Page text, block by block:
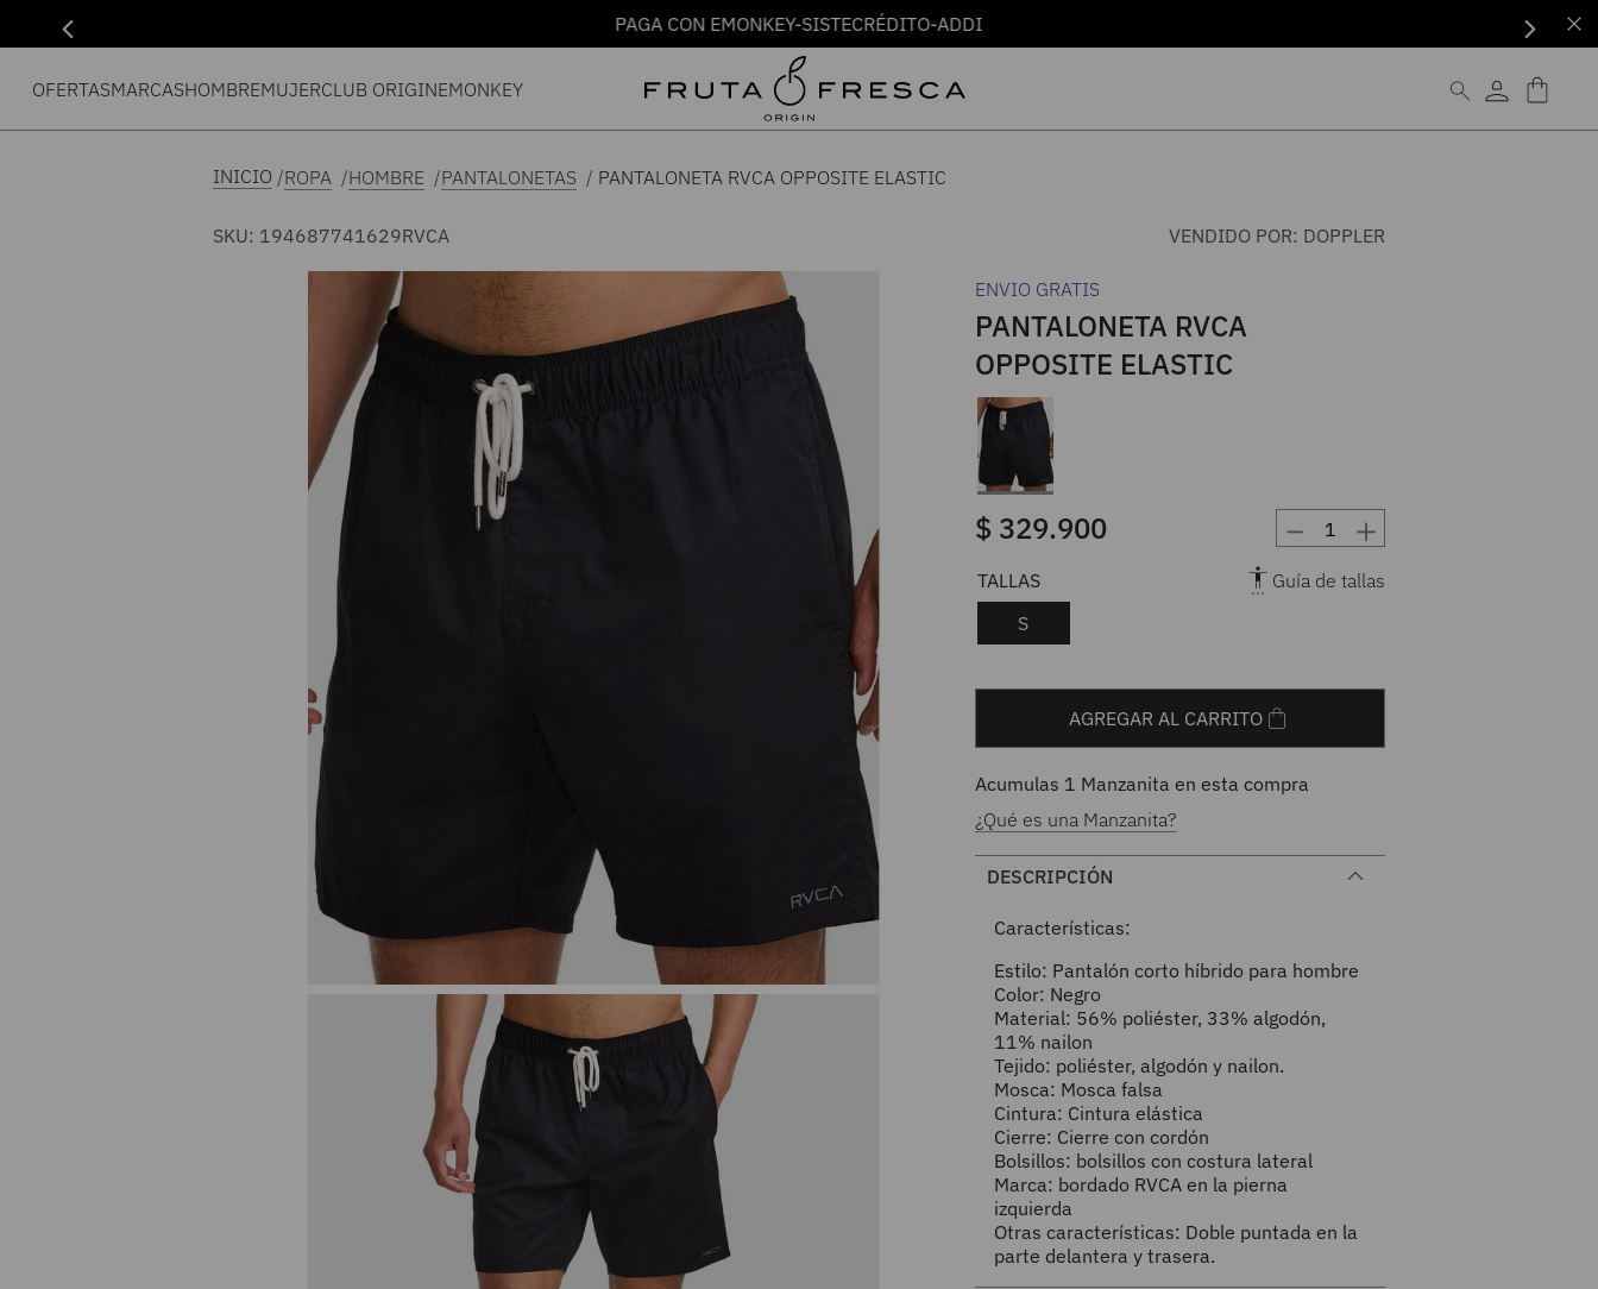
PAGA CON EMONKEY-SISTECRÉDITO-ADDI
OFERTASMARCASHOMBREMUJERCLUB ORIGINEMONKEY
ROPA HOMBRE PANTALONETAS PANTALONETA RVCA OPPOSITE ELASTIC
SKU: 194687741629RVCA VENDIDO POR: DOPPLER
ENVIO GRATIS
PANTALONETA RVCA
OPPOSITE ELASTIC
$ 329.900 ＋
－
S
Guía de tallas
AGREGAR AL CARRITO
Acumulas 1 Manzanita en esta compra
¿Qué es una Manzanita?
DESCRIPCIÓN
Características:
Estilo: Pantalón corto híbrido para hombre
Color: Negro
Material: 56% poliéster, 33% algodón,
11% nailon
Tejido: poliéster, algodón y nailon.
Mosca: Mosca falsa
Cintura: Cintura elástica
Cierre: Cierre con cordón
Bolsillos: bolsillos con costura lateral
Marca: bordado RVCA en la pierna
izquierda
Otras características: Doble puntada en la
parte delantera y trasera.